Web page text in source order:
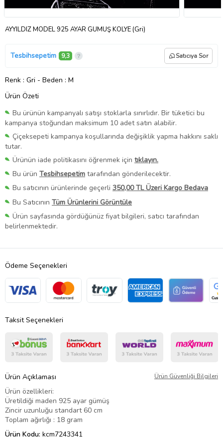
AYYILDIZ MODEL 925 AYAR GÜMÜŞ KOLYE (Gri)
Tesbihsepetim 9,3 Satıcıya Sor
Renk : Gri - Beden : M
Ürün Özeti
Bu ürünün kampanyalı satışı stoklarla sınırlıdır. Bir tüketici bu
kampanya stoğundan maksimum 10 adet satın alabilir.
Çiçeksepeti kampanya koşullarında değişiklik yapma hakkını saklı
tutar.
Ürünün iade politikasını öğrenmek için tıklayın.
Bu ürün Tesbihsepetim tarafından gönderilecektir.
Bu satıcının ürünlerinde geçerli 350,00 TL Üzeri Kargo Bedava
Bu Satıcının Tüm Ürünlerini Görüntüle
Ürün sayfasında gördüğünüz fiyat bilgileri, satıcı tarafından
belirlenmektedir.
Ödeme Seçenekleri
Taksit Seçenekleri
Ürün Açıklaması Ürün Güvenliği Bilgileri
Ürün özellikleri:
Üretildiği maden 925 ayar gümüş
Zincir uzunluğu standart 60 cm
Toplam ağırlığı : 18 gram
Ürün Kodu: kcm7243341